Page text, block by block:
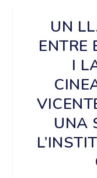
UN
ENTRE
I
UNA